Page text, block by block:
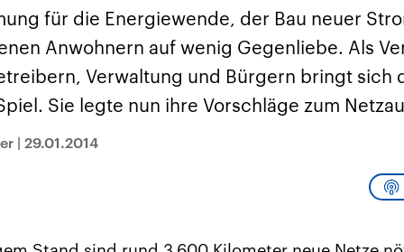
und
gehören die
Staaten zu
der Erde, mit
Einfluss auf das
Weltgeschehen.
palästinensischen
Terrororganisation
Hamas im Oktober 2023
auf Israel hat in der
Region wieder die
Gewalt entfacht. Israel
möchte die Hamas
Islamischen
Republik Iran – ist
Religionsführer
regierter Staat im
Osten. Eine
zu Israel und zu den
für die Energiewende, der Bau neuer
Anwohnern auf wenig Gegenliebe. Als
Verwaltung und Bürgern bringt sich
Sie legte nun ihre Vorschläge zum
| 29.01.2014